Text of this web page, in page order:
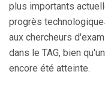
plus importants
progrès
aux chercheurs
dans le TAG, bien
encore été atteinte.